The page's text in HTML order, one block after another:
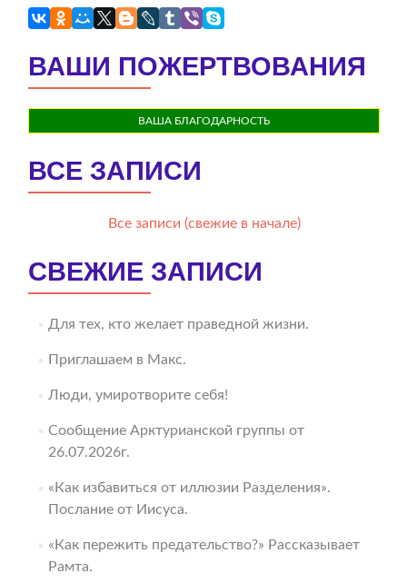
ВАШИ ПОЖЕРТВОВАНИЯ
ВАША БЛАГОДАРНОСТЬ
ВСЕ ЗАПИСИ
Все записи (свежие в начале)
СВЕЖИЕ ЗАПИСИ
Для тех, кто желает праведной жизни.
Приглашаем в Макс.
Люди, умиротворите себя!
Сообщение Арктурианской группы от
26.07.2026г.
«Как избавиться от иллюзии Разделения».
Послание от Иисуса.
«Как пережить предательство?» Рассказывает
Рамта.